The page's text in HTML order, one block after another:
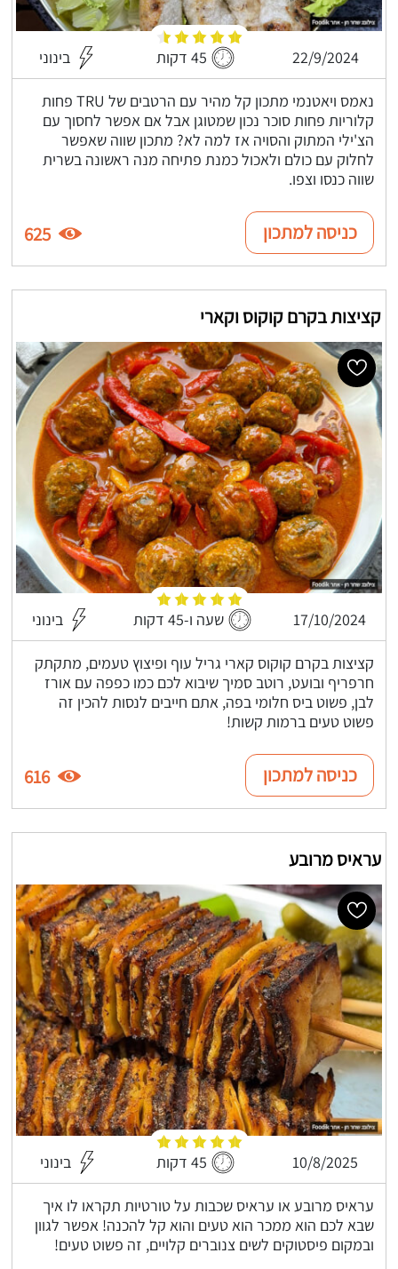
22/9/2024 45 דקות בינוני
נאמס ויאטנמי מתכון קל מהיר עם הרטבים של TRU פחות
קלוריות פחות סוכר נכון שמטוגן אבל אם אפשר לחסוך עם
הצ'ילי המתוק והסויה אז למה לא? מתכון שווה שאפשר
לחלוק עם כולם ולאכול כמנת פתיחה מנה ראשונה בשרית
שווה כנסו וצפו.
כניסה למתכון 625
קציצות בקרם קוקוס וקארי
17/10/2024 שעה ו-45 דקות בינוני
קציצות בקרם קוקוס קארי גריל עוף ופיצוץ טעמים, מתקתק
חרפריף ובועט, רוטב סמיך שיבוא לכם כמו כפפה עם אורז
לבן, פשוט ביס חלומי בפה, אתם חייבים לנסות להכין זה
פשוט טעים ברמות קשות!
כניסה למתכון 616
עראיס מרובע
10/8/2025 45 דקות בינוני
עראיס מרובע או עראיס שכבות על טורטיות תקראו לו איך
שבא לכם הוא ממכר הוא טעים והוא קל להכנה! אפשר לגוון
ובמקום פיסטוקים לשים צנוברים קלויים, זה פשוט טעים!